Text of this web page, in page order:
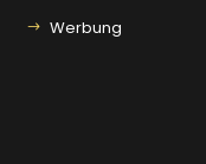
Werbung